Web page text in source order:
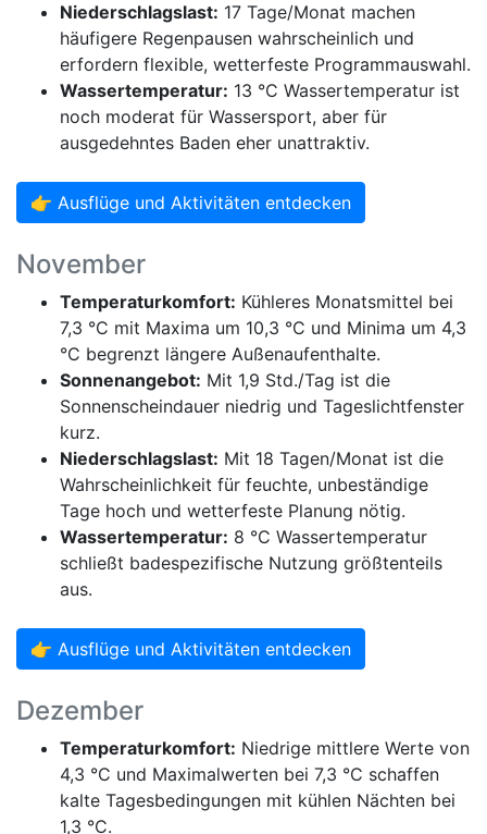
Niederschlagslast: 17 Tage/Monat machen
häufigere Regenpausen wahrscheinlich und
erfordern flexible, wetterfeste Programmauswahl.
Wassertemperatur: 13 °C Wassertemperatur ist
noch moderat für Wassersport, aber für
ausgedehntes Baden eher unattraktiv.
👉 Ausflüge und Aktivitäten entdecken
November
Temperaturkomfort: Kühleres Monatsmittel bei
7,3 °C mit Maxima um 10,3 °C und Minima um 4,3
°C begrenzt längere Außenaufenthalte.
Sonnenangebot: Mit 1,9 Std./Tag ist die
Sonnenscheindauer niedrig und Tageslichtfenster
kurz.
Niederschlagslast: Mit 18 Tagen/Monat ist die
Wahrscheinlichkeit für feuchte, unbeständige
Tage hoch und wetterfeste Planung nötig.
Wassertemperatur: 8 °C Wassertemperatur
schließt badespezifische Nutzung größtenteils
aus.
👉 Ausflüge und Aktivitäten entdecken
Dezember
Temperaturkomfort: Niedrige mittlere Werte von
4,3 °C und Maximalwerten bei 7,3 °C schaffen
kalte Tagesbedingungen mit kühlen Nächten bei
1,3 °C.